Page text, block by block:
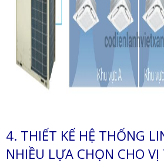
4. THIẾT KẾ HỆ THỐNG
NHIỀU LỰA CHỌN CHO